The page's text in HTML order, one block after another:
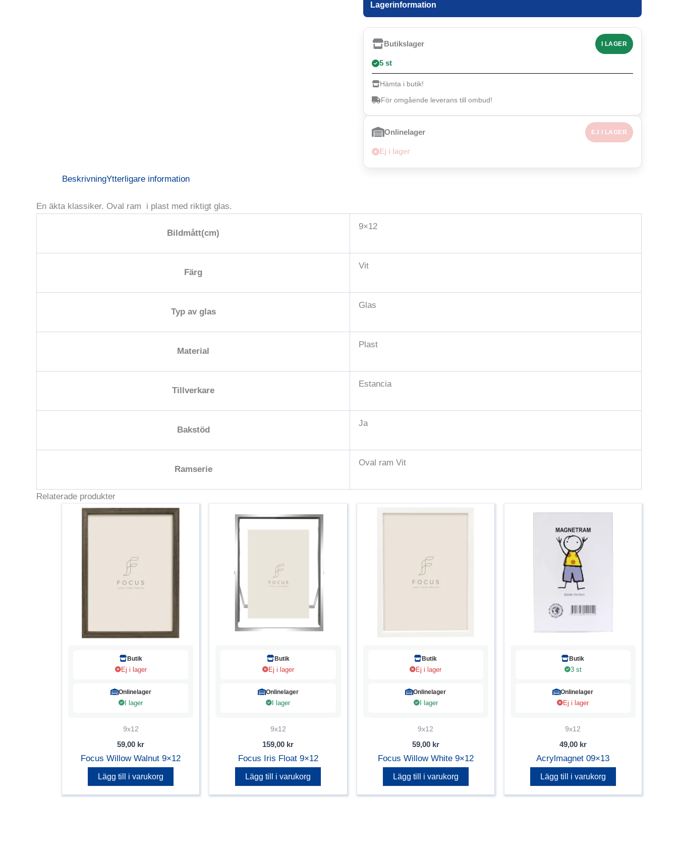
Lagerinformation
Butikslager I LAGER
5 st
Hämta i butik!
För omgående leverans till ombud!
Onlinelager EJ I LAGER
Ej i lager
BeskrivningYtterligare information
En äkta klassiker. Oval ram i plast med riktigt glas.
Bildmått(cm)
9×12
Färg
Vit
Typ av glas
Glas
Material
Plast
Tillverkare
Estancia
Bakstöd
Ja
Ramserie
Oval ram Vit
Relaterade produkter
Butik
Ej i lager
Onlinelager
I lager
9x12
59,00 kr
Focus Willow Walnut 9×12
Lägg till i varukorg
Butik
Ej i lager
Onlinelager
I lager
9x12
159,00 kr
Focus Iris Float 9×12
Lägg till i varukorg
Butik
Ej i lager
Onlinelager
I lager
9x12
59,00 kr
Focus Willow White 9×12
Lägg till i varukorg
Butik
3 st
Onlinelager
Ej i lager
9x12
49,00 kr
Acrylmagnet 09×13
Lägg till i varukorg